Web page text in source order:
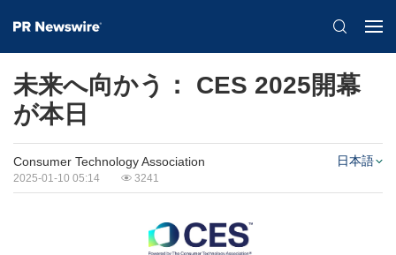
未来へ向かう： CES 2025開幕
が本日
Consumer Technology Association
2025-01-10 05:14 3241
日本語